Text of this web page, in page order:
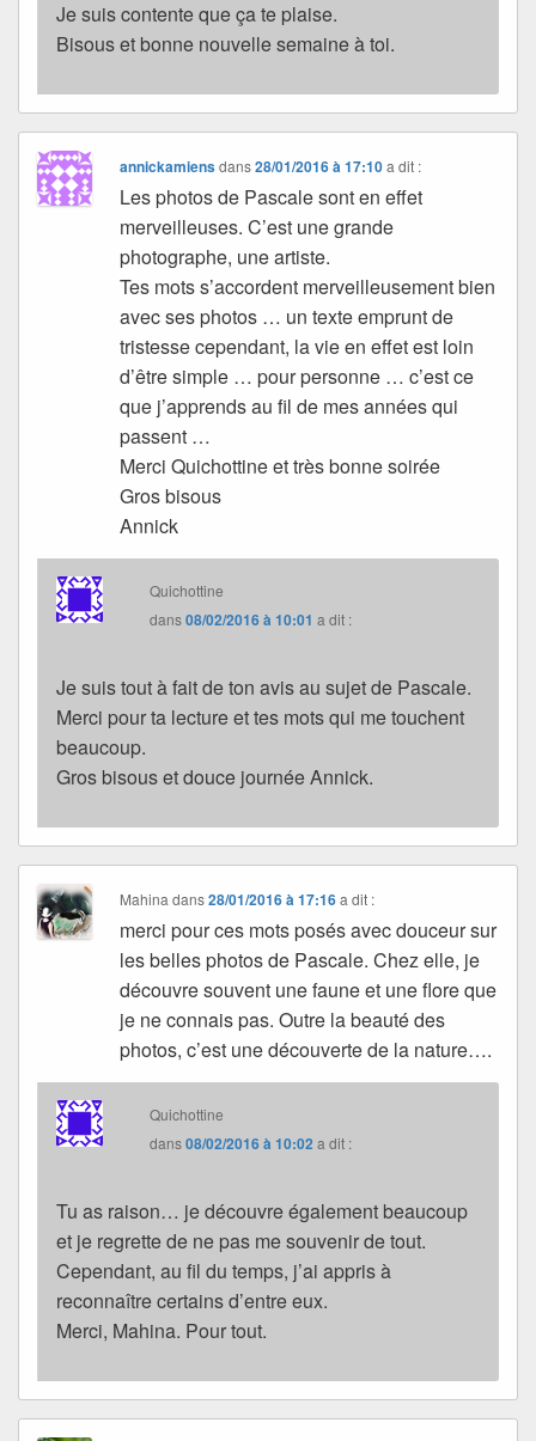
Je suis contente que ça te plaise.
Bisous et bonne nouvelle semaine à toi.
annickamiensdans28/01/2016 à 17:10 a dit :
Les photos de Pascale sont en effet
merveilleuses. C’est une grande
photographe, une artiste.
Tes mots s’accordent merveilleusement bien
avec ses photos … un texte emprunt de
tristesse cependant, la vie en effet est loin
d’être simple … pour personne … c’est ce
que j’apprends au fil de mes années qui
passent …
Merci Quichottine et très bonne soirée
Gros bisous
Annick
Quichottine
dans08/02/2016 à 10:01 a dit :
Je suis tout à fait de ton avis au sujet de Pascale.
Merci pour ta lecture et tes mots qui me touchent
beaucoup.
Gros bisous et douce journée Annick.
Mahinadans28/01/2016 à 17:16 a dit :
merci pour ces mots posés avec douceur sur
les belles photos de Pascale. Chez elle, je
découvre souvent une faune et une flore que
je ne connais pas. Outre la beauté des
photos, c’est une découverte de la nature….
Quichottine
dans08/02/2016 à 10:02 a dit :
Tu as raison… je découvre également beaucoup
et je regrette de ne pas me souvenir de tout.
Cependant, au fil du temps, j’ai appris à
reconnaître certains d’entre eux.
Merci, Mahina. Pour tout.